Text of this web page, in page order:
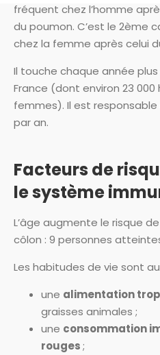
fréquent chez l’homme
du poumon. C’est le 2ème
chez la femme après celui
Il touche chaque année
France (dont environ 23
femmes). Il est responsable
par an.
Facteurs de
le système
L’âge augmente le risque
côlon : 9 personnes
Les habitudes de vie sont
une alimentation
graisses animales ;
une consommation
rouges;